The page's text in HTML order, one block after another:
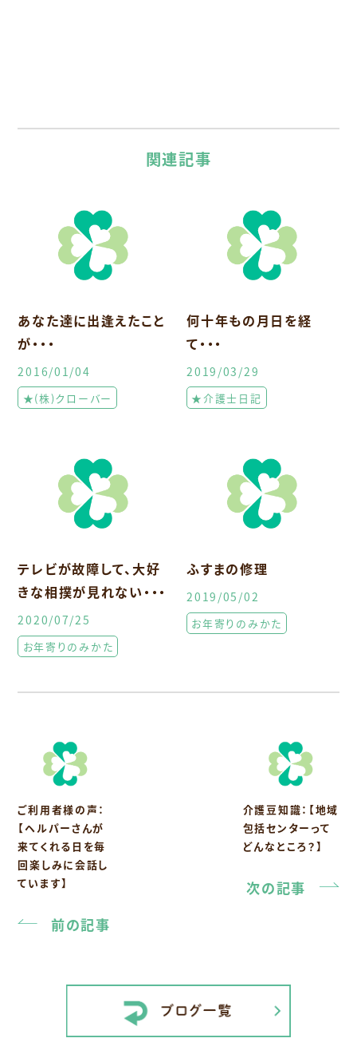
関連記事
あなた達に出逢えたこと
が・・・
2016/01/04
★(株)クローバー
何十年もの月日を経
て・・・
2019/03/29
★介護士日記
テレビが故障して、大好
きな相撲が見れない・・・
2020/07/25
お年寄りのみかた
ふすまの修理
2019/05/02
お年寄りのみかた
ご利用者様の声：
【ヘルパーさんが
来てくれる日を毎
回楽しみに会話し
ています】
前の記事
介護豆知識：【地域
包括センターって
どんなところ？】
次の記事